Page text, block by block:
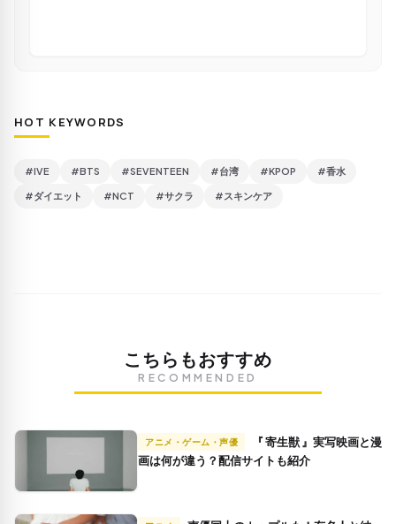
HOT KEYWORDS
#IVE #BTS #SEVENTEEN #台湾 #KPOP #香水
#ダイエット #NCT #サクラ #スキンケア
こちらもおすすめ
RECOMMENDED
アニメ・ゲーム・声優
画は何が違う？配信サイトも紹介